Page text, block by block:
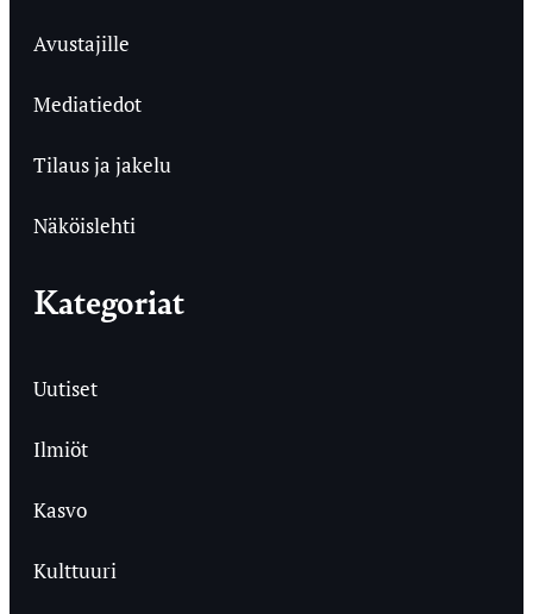
Avustajille
Mediatiedot
Tilaus ja jakelu
Näköislehti
Kategoriat
Uutiset
Ilmiöt
Kasvo
Kulttuuri